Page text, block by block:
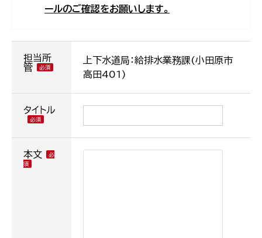
ールのご確認をお願いします。
担当所
管
上下水道局：給排水業務課(小田原市
高田401)
タイトル
本文